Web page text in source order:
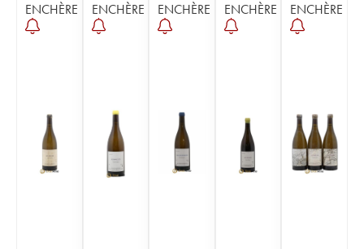
ENCHÈRE ENCHÈRE ENCHÈRE ENCHÈRE ENCHÈRE